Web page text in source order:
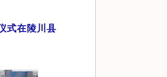
式在陵川县